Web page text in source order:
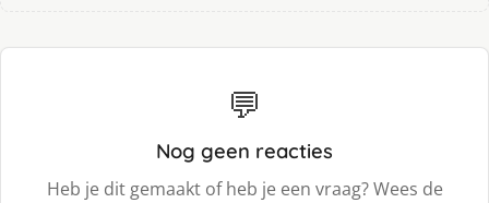
💬
Nog geen reacties
Heb je dit gemaakt of heb je een vraag? Wees de